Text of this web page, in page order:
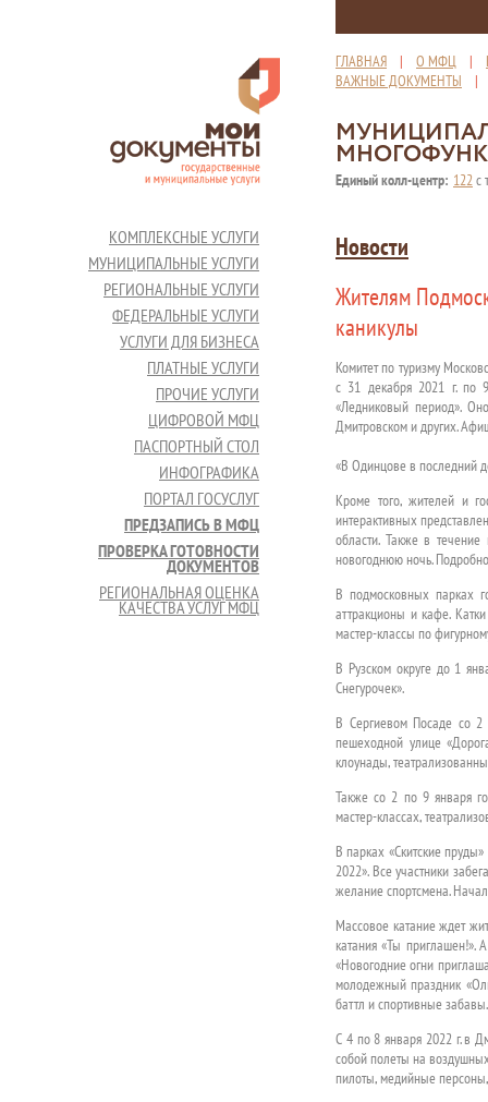
ГЛАВНАЯ | О МФЦ |
ВАЖНЫЕ ДОКУМЕНТЫ
Единый колл-центр: 122с
КОМПЛЕКСНЫЕ УСЛУГИ
МУНИЦИПАЛЬНЫЕ УСЛУГИ
РЕГИОНАЛЬНЫЕ УСЛУГИ
ФЕДЕРАЛЬНЫЕ УСЛУГИ
УСЛУГИ ДЛЯ БИЗНЕСА
ПЛАТНЫЕ УСЛУГИ
ПРОЧИЕ УСЛУГИ
ЦИФРОВОЙ МФЦ
ПАСПОРТНЫЙ СТОЛ
ИНФОГРАФИКА
ПОРТАЛ ГОСУСЛУГ
ПРЕДЗАПИСЬ В МФЦ
ПРОВЕРКА ГОТОВНОСТИ
ДОКУМЕНТОВ
РЕГИОНАЛЬНАЯ ОЦЕНКА
КАЧЕСТВА УСЛУГ МФЦ
Новости
Жителям
каникулы
Комитет по туризму
с 31 декабря 2021 г. по
«Ледниковый период».
Дмитровском и других.
«В Одинцове в последний
Кроме того, жителей и
интерактивных
области. Также в течение
новогоднюю ночь.
В подмосковных парках
аттракционы и кафе.
мастер-классы по
В Рузском округе до 1
Снегурочек».
В Сергиевом Посаде со 2
пешеходной улице
клоунады,
Также со 2 по 9 января
мастер-классах,
В парках «Скитские
2022». Все участники
желание спортсмена.
Массовое катание ждет
катания «Ты приглашен!».
«Новогодние огни
молодежный праздник
баттл и спортивные забавы.
С 4 по 8 января 2022 г. в
собой полеты на
пилоты, медийные